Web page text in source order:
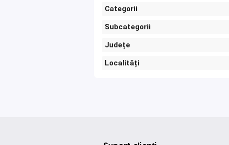
Categorii
Subcategorii
Județe
Localități